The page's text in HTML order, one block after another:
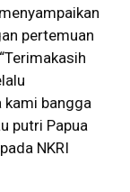
pertemuan
bangga
putri Papua
NKRI